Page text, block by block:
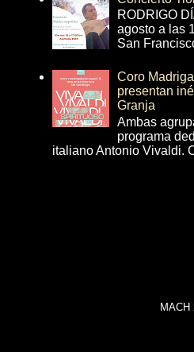
RODRIGO
agosto a las
San
Coro
presentan
Granja
Ambas
programa
italiano Antonio Vivaldi.